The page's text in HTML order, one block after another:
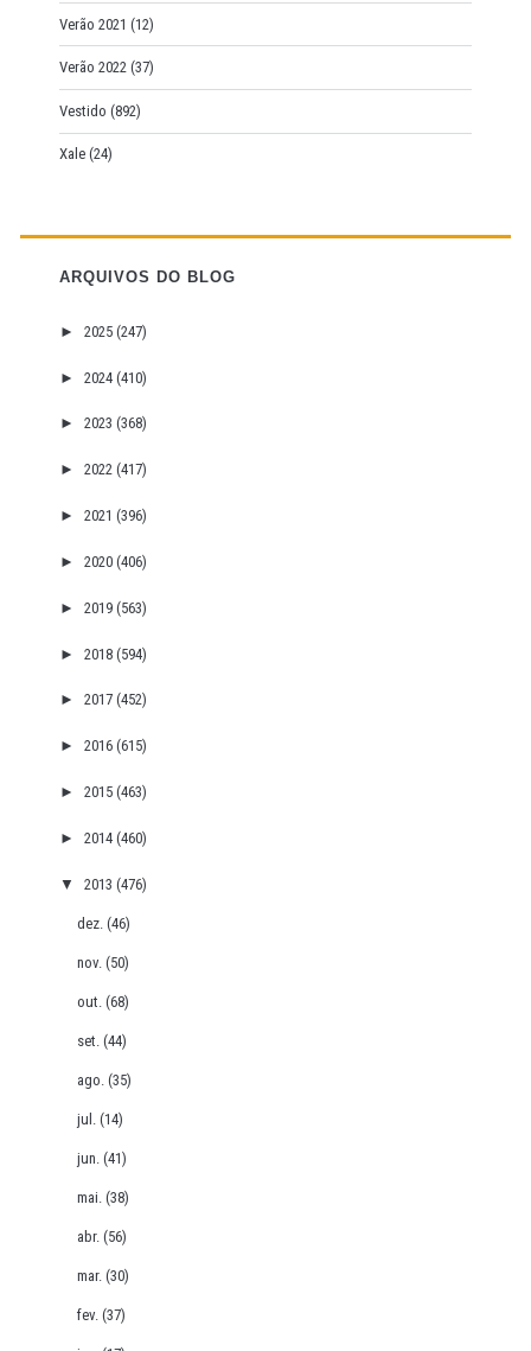
Verão 2021 (12)
Verão 2022 (37)
Vestido (892)
Xale (24)
ARQUIVOS DO BLOG
► 2025 (247)
► 2024 (410)
► 2023 (368)
► 2022 (417)
► 2021 (396)
► 2020 (406)
► 2019 (563)
► 2018 (594)
► 2017 (452)
► 2016 (615)
► 2015 (463)
► 2014 (460)
▼ 2013 (476)
dez.(46)
nov.(50)
out.(68)
set.(44)
ago.(35)
jul.(14)
jun.(41)
mai.(38)
abr.(56)
mar.(30)
fev.(37)